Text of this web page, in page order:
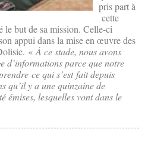
pris part à
cette
le but de sa mission. Celle-ci
appui dans la mise en œuvre des
«À ce stade, nous avons
d’informations parce que notre
ce qui s’est fait depuis
qu’il y a une quinzaine de
émises, lesquelles vont dans le